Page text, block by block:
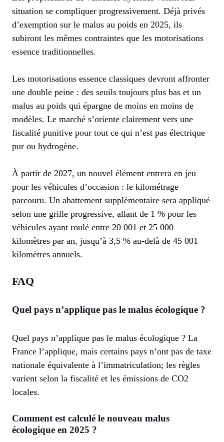
situation se compliquer progressivement. Déjà privés
d’exemption sur le malus au poids en 2025, ils
subiront les mêmes contraintes que les motorisations
essence traditionnelles.
Les motorisations essence classiques devront affronter
une double peine : des seuils toujours plus bas et un
malus au poids qui épargne de moins en moins de
modèles. Le marché s’oriente clairement vers une
fiscalité punitive pour tout ce qui n’est pas électrique
pur ou hydrogène.
À partir de 2027, un nouvel élément entrera en jeu
pour les véhicules d’occasion : le kilométrage
parcouru. Un abattement supplémentaire sera appliqué
selon une grille progressive, allant de 1 % pour les
véhicules ayant roulé entre 20 001 et 25 000
kilomètres par an, jusqu’à 3,5 % au-delà de 45 001
kilomètres annuels.
FAQ
Quel pays n’applique pas le malus écologique ?
Quel pays n’applique pas le malus écologique ? La
France l’applique, mais certains pays n’ont pas de taxe
nationale équivalente à l’immatriculation; les règles
varient selon la fiscalité et les émissions de CO2
locales.
Comment est calculé le nouveau malus
écologique en 2025 ?